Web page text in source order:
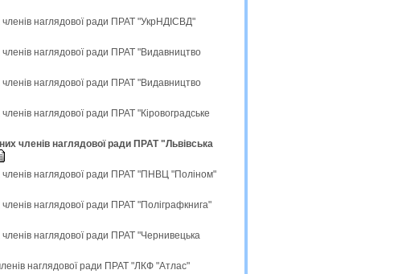
наглядової ради ПРАТ "УкрНДІСВД"
наглядової ради ПРАТ "Видавництво
наглядової ради ПРАТ "Видавництво
наглядової ради ПРАТ "Кіровоградське
членів наглядової ради ПРАТ "Львівська
наглядової ради ПРАТ "ПНВЦ "Поліном"
наглядової ради ПРАТ "Поліграфкнига"
наглядової ради ПРАТ "Чернивецька
наглядової ради ПРАТ "ЛКФ "Атлас"